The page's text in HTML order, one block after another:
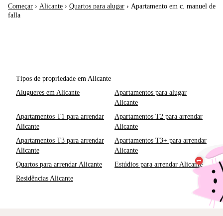
Começar › Alicante › Quartos para alugar › Apartamento em c. manuel de
falla
Tipos de propriedade em Alicante
Alugueres em Alicante
Apartamentos para alugar
Alicante
Apartamentos T1 para arrendar
Alicante
Apartamentos T2 para arrendar
Alicante
Apartamentos T3 para arrendar
Alicante
Apartamentos T3+ para arrendar
Alicante
Quartos para arrendar Alicante
Estúdios para arrendar Alicante
Residências Alicante